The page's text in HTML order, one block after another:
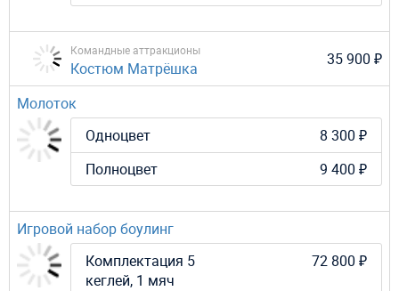
Командные аттракционы
Костюм Матрёшка 35 900 ₽
Молоток
Одноцвет
8 300 ₽
Полноцвет
9 400 ₽
Игровой набор боулинг
Комплектация 5
кеглей, 1 мяч
72 800 ₽